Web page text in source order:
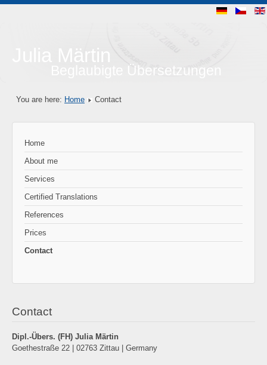
Julia Märtin
Beglaubigte Übersetzungen
You are here: Home Contact
Home
About me
Services
Certified Translations
References
Prices
Contact
Contact
Dipl.-Übers. (FH) Julia Märtin
Goethestraße 22 | 02763 Zittau | Germany